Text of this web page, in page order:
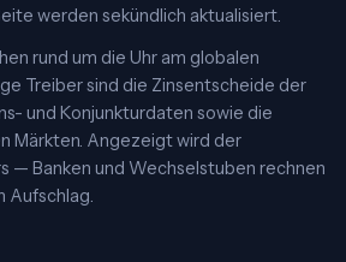
werden sekündlich aktualisiert.
rund um die Uhr am globalen
Treiber sind die Zinsentscheide der
und Konjunkturdaten sowie die
Märkten. Angezeigt wird der
— Banken und Wechselstuben rechnen
Aufschlag.